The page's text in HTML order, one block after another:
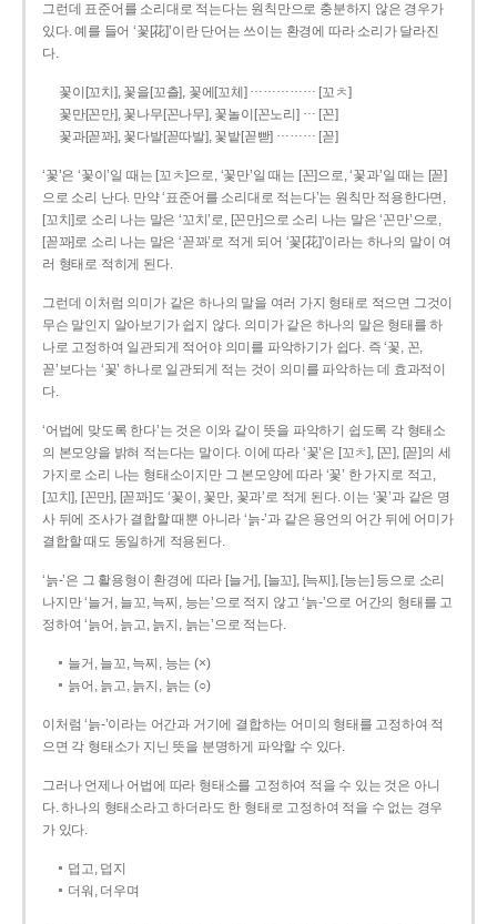
그런데 표준어를 소리대로 적는다는 원칙만으로 충분하지 않은 경우가
있다. 예를 들어 ‘꽃[花]’이란 단어는 쓰이는 환경에 따라 소리가 달라진
다.
꽃이[꼬치], 꽃을[꼬츨], 꽃에[꼬체] …………… [꼬ㅊ]
꽃만[꼰만], 꽃나무[꼰나무], 꽃놀이[꼰노리] … [꼰]
꽃과[꼳꽈], 꽃다발[꼳따발], 꽃밭[꼳빧] ……… [꼳]
‘꽃’은 ‘꽃이’일 때는 [꼬ㅊ]으로, ‘꽃만’일 때는 [꼰]으로, ‘꽃과’일 때는 [꼳]
으로 소리 난다. 만약 ‘표준어를 소리대로 적는다’는 원칙만 적용한다면,
[꼬치]로 소리 나는 말은 ‘꼬치’로, [꼰만]으로 소리 나는 말은 ‘꼰만’으로,
[꼳꽈]로 소리 나는 말은 ‘꼳꽈’로 적게 되어 ‘꽃[花]’이라는 하나의 말이 여
러 형태로 적히게 된다.
그런데 이처럼 의미가 같은 하나의 말을 여러 가지 형태로 적으면 그것이
무슨 말인지 알아보기가 쉽지 않다. 의미가 같은 하나의 말은 형태를 하
나로 고정하여 일관되게 적어야 의미를 파악하기가 쉽다. 즉 ‘꽃, 꼰,
꼳’보다는 ‘꽃’ 하나로 일관되게 적는 것이 의미를 파악하는 데 효과적이
다.
‘어법에 맞도록 한다’는 것은 이와 같이 뜻을 파악하기 쉽도록 각 형태소
의 본모양을 밝혀 적는다는 말이다. 이에 따라 ‘꽃’은 [꼬ㅊ], [꼰], [꼳]의 세
가지로 소리 나는 형태소이지만 그 본모양에 따라 ‘꽃’ 한 가지로 적고,
[꼬치], [꼰만], [꼳꽈]도 ‘꽃이, 꽃만, 꽃과’로 적게 된다. 이는 ‘꽃’과 같은 명
사 뒤에 조사가 결합할 때뿐 아니라 ‘늙-’과 같은 용언의 어간 뒤에 어미가
결합할 때도 동일하게 적용된다.
‘늙-’은 그 활용형이 환경에 따라 [늘거], [늘꼬], [늑찌], [능는] 등으로 소리
나지만 ‘늘거, 늘꼬, 늑찌, 능는’으로 적지 않고 ‘늙-’으로 어간의 형태를 고
정하여 ‘늙어, 늙고, 늙지, 늙는’으로 적는다.
늘거, 늘꼬, 늑찌, 능는 (×)
늙어, 늙고, 늙지, 늙는 (○)
이처럼 ‘늙-­’이라는 어간과 거기에 결합하는 어미의 형태를 고정하여 적
으면 각 형태소가 지닌 뜻을 분명하게 파악할 수 있다.
그러나 언제나 어법에 따라 형태소를 고정하여 적을 수 있는 것은 아니
다. 하나의 형태소라고 하더라도 한 형태로 고정하여 적을 수 없는 경우
가 있다.
덥고, 덥지
더워, 더우며